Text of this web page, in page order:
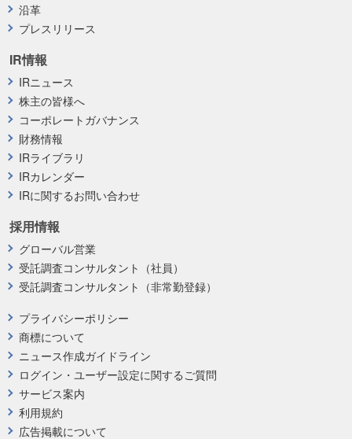
プライバシーポリシー
商標について
ニュース作成ガイドライン
ログイン・ユーザー設定に関するご質問
サービス案内
利用規約
広告掲載について
採用情報
グローバル営業
受託調査コンサルタント（社員）
受託調査コンサルタント（非常勤登録）
沿革
プレスリリース
IR情報
IRニュース
株主の皆様へ
コーポレートガバナンス
財務情報
IRライブラリ
IRカレンダー
IRに関するお問い合わせ